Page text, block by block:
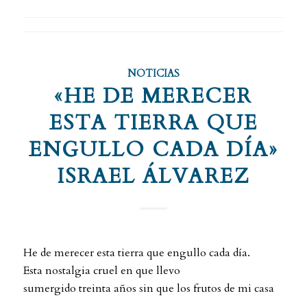
NOTICIAS
«HE DE MERECER
ESTA TIERRA QUE
ENGULLO CADA DÍA»
ISRAEL ÁLVAREZ
He de merecer esta tierra que engullo cada día.
Esta nostalgia cruel en que llevo
sumergido treinta años sin que los frutos de mi casa